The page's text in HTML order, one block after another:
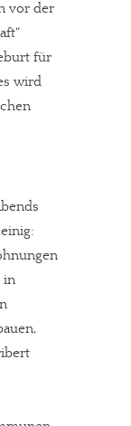
vor der
für
wird
in